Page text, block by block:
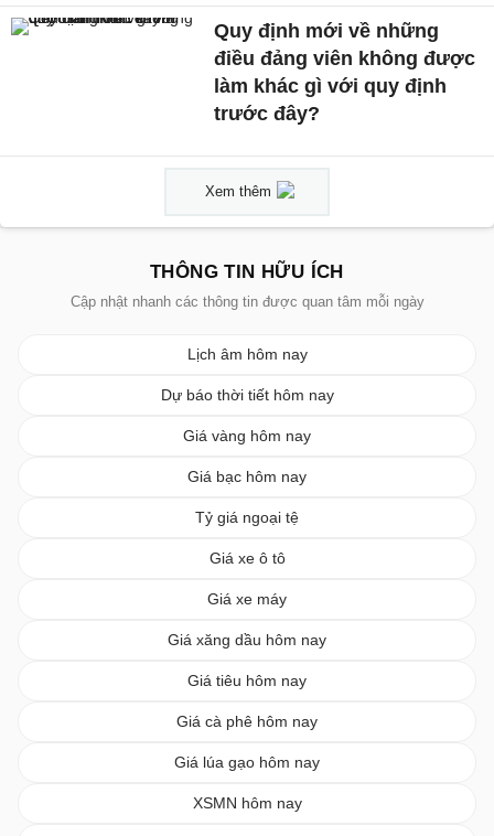
Quy định mới về những
điều đảng viên không được
làm khác gì với quy định
trước đây?
Xem thêm
THÔNG TIN HỮU ÍCH
Cập nhật nhanh các thông tin được quan tâm mỗi ngày
Lịch âm hôm nay
Dự báo thời tiết hôm nay
Giá vàng hôm nay
Giá bạc hôm nay
Tỷ giá ngoại tệ
Giá xe ô tô
Giá xe máy
Giá xăng dầu hôm nay
Giá tiêu hôm nay
Giá cà phê hôm nay
Giá lúa gạo hôm nay
XSMN hôm nay